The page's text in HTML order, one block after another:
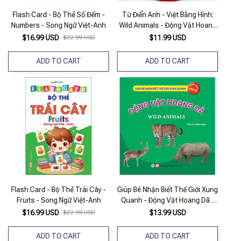
Flash Card - Bộ Thẻ Số Đếm -
Numbers - Song Ngữ Việt-Anh
$16.99 USD $22.99 USD
ADD TO CART
Từ Điển Anh - Việt Bằng Hình:
Wild Animals - Động Vật Hoang
Dã
$11.99 USD
ADD TO CART
Flash Card - Bộ Thẻ Trái Cây -
Fruits - Song Ngữ Việt-Anh
$16.99 USD $22.99 USD
ADD TO CART
Giúp Bé Nhận Biết Thế Giới Xung
Quanh - Động Vật Hoang Dã -
Wild Animal (song Ngữ Anh Việt)
$13.99 USD
ADD TO CART